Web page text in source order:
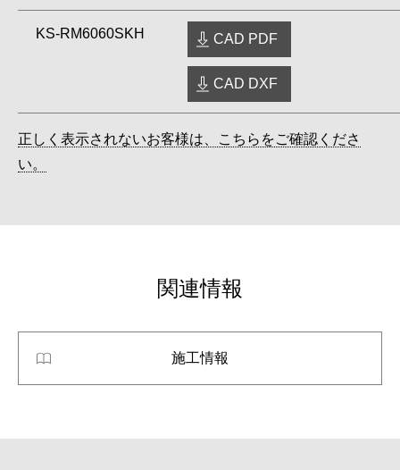
KS-RM6060SKH CAD PDF
CAD DXF
正しく表示されないお客様は、こちらをご確認くださ
い。
関連情報
施工情報